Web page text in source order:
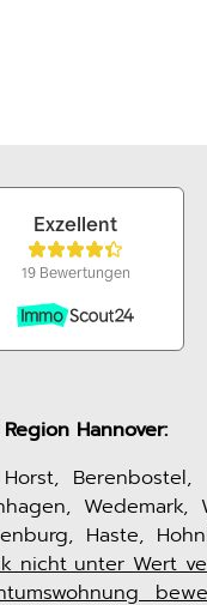
Hannover:
Berenbostel,
Wedemark,
Haste,
nicht unter Wert